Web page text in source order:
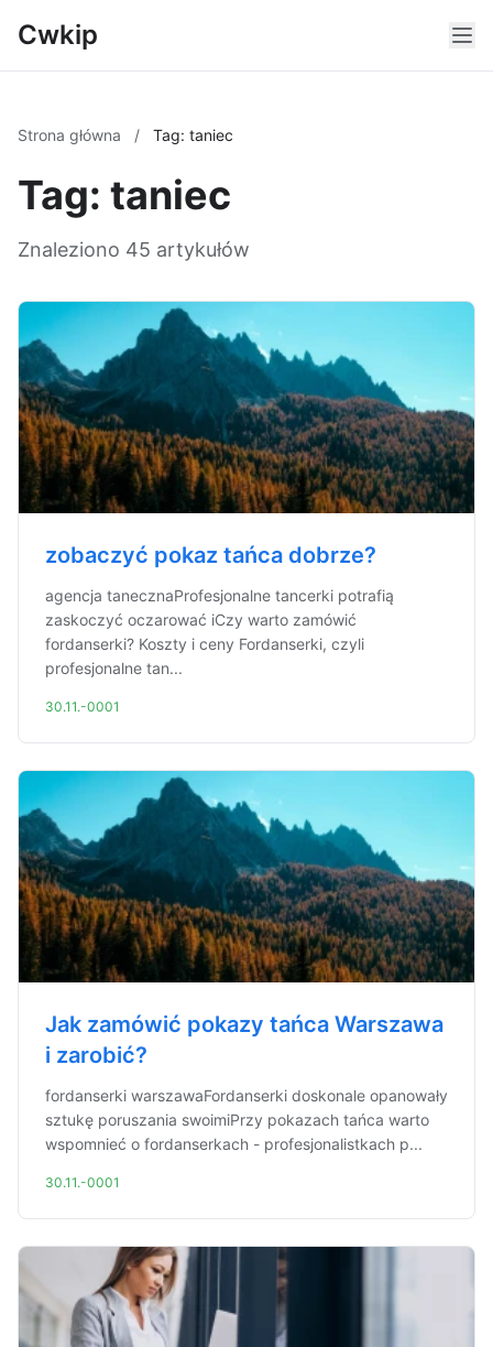
Cwkip
Strona główna / Tag: taniec
Tag: taniec
Znaleziono 45 artykułów
zobaczyć pokaz tańca dobrze?
agencja tanecznaProfesjonalne tancerki potrafią
zaskoczyć oczarować iCzy warto zamówić
fordanserki? Koszty i ceny Fordanserki, czyli
profesjonalne tan...
30.11.-0001
Jak zamówić pokazy tańca Warszawa
i zarobić?
fordanserki warszawaFordanserki doskonale opanowały
sztukę poruszania swoimiPrzy pokazach tańca warto
wspomnieć o fordanserkach - profesjonalistkach p...
30.11.-0001